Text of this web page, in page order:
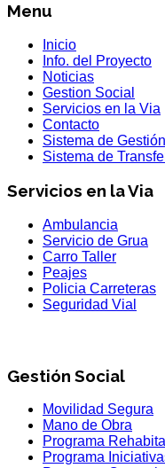
Menu
Inicio
Info. del Proyecto
Noticias
Gestion Social
Servicios en la Via
Contacto
Sistema de
Sistema de
Servicios en la Via
Ambulancia
Servicio de Grua
Carro Taller
Peajes
Policia Carreteras
Seguridad Vial
Gestión Social
Movilidad Segura
Mano de Obra
Programa
Programa